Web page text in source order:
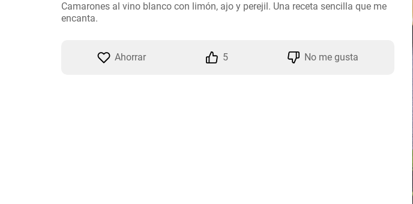
Camarones al vino blanco con limón, ajo y perejil. Una receta sencilla que me
encanta.
Ahorrar 5 No me gusta